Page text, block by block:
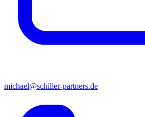
michael@schiller-partners.de